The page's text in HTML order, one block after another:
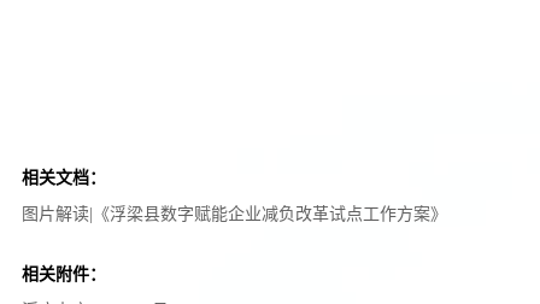
相关文档：
图片解读|《浮梁县数字赋能企业减负改革试点工作方案》
相关附件：